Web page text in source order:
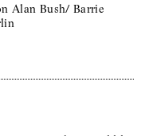
Alan Bush/ Barrie